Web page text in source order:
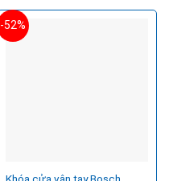
-52%
Khóa cửa vân tay Bosch